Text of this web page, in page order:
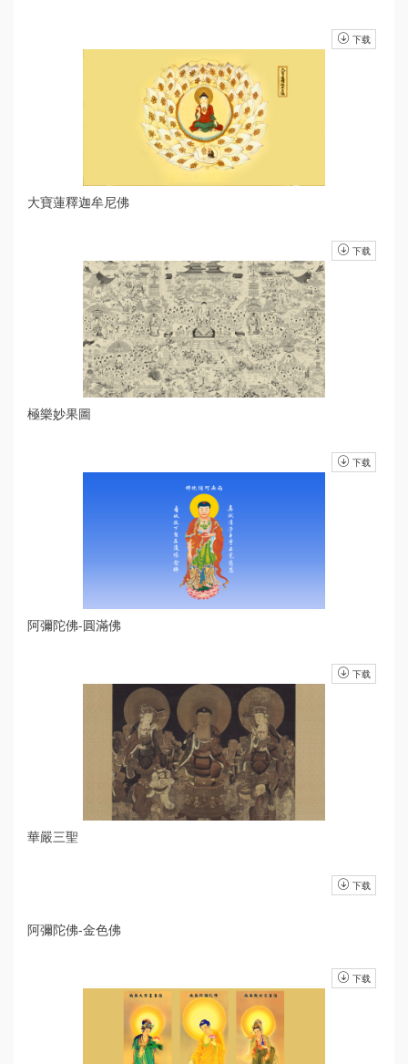
下载
大寶蓮釋迦牟尼佛
下载
極樂妙果圖
下载
阿彌陀佛-圓滿佛
下载
華嚴三聖
下载
阿彌陀佛-金色佛
下载